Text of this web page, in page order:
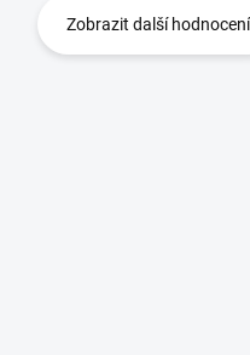
Zobrazit další hodnocení